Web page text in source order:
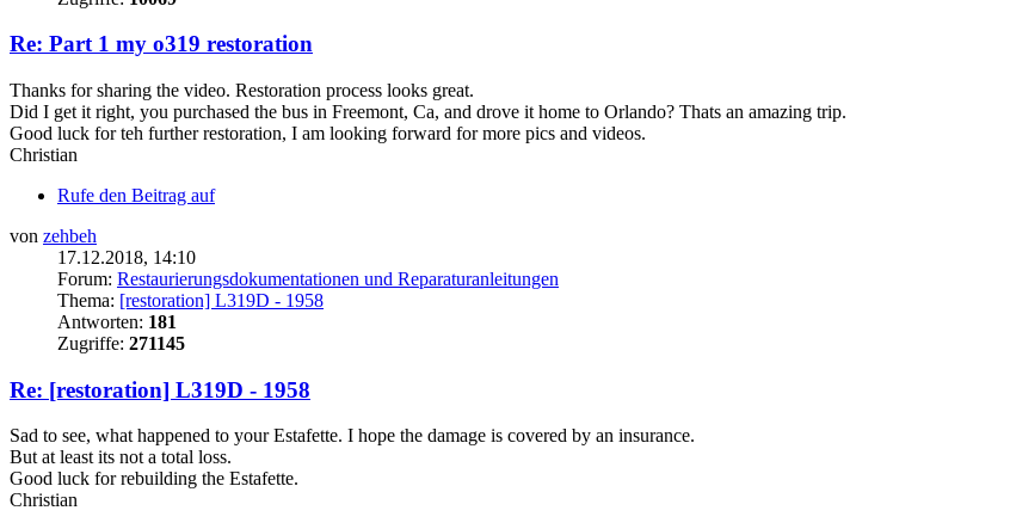
Re: Part 1 my o319 restoration
Thanks for sharing the video. Restoration process looks great.
Did I get it right, you purchased the bus in Freemont, Ca, and drove it home to Orlando? Thats an amazing trip.
Good luck for teh further restoration, I am looking forward for more pics and videos.
Christian
Rufe den Beitrag auf
von zehbeh
17.12.2018, 14:10
Forum: Restaurierungsdokumentationen und Reparaturanleitungen
Thema: [restoration] L319D - 1958
Antworten: 181
Zugriffe: 271145
Re: [restoration] L319D - 1958
Sad to see, what happened to your Estafette. I hope the damage is covered by an insurance.
But at least its not a total loss.
Good luck for rebuilding the Estafette.
Christian